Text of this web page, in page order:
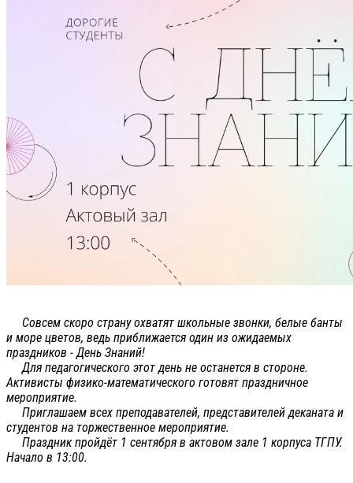
Совсем скоро страну охватят школьные звонки, белые банты
и море цветов, ведь приближается один из ожидаемых
праздников - День Знаний!
Для педагогического этот день не останется в стороне.
Активисты физико-математического готовят праздничное
мероприятие.
Приглашаем всех преподавателей, представителей деканата и
студентов на торжественное мероприятие.
Праздник пройдёт 1 сентября в актовом зале 1 корпуса ТГПУ.
Начало в 13:00.